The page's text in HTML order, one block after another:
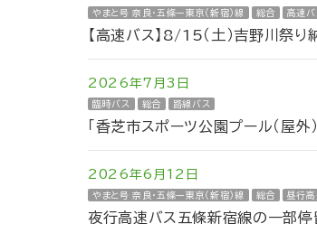
やまと号 奈良・五條ー東京（新宿）線 総合 高速バ
【高速バス】8/15（土）吉野川祭
2026年7月3日
臨時バス 総合 路線バス
「香芝市スポーツ公園プール（屋
2026年6月12日
やまと号 奈良・五條ー東京（新宿）線 総合 昼行
夜行高速バス五條新宿線の一部